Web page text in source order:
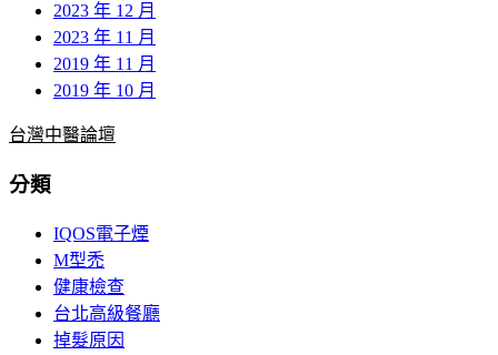
2023 年 12 月
2023 年 11 月
2019 年 11 月
2019 年 10 月
台灣中醫論壇
分類
IQOS電子煙
M型禿
健康檢查
台北高級餐廳
掉髮原因